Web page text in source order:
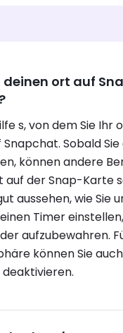
deinen ort auf
s, von dem Sie Ihr
Snapchat. Sobald
können andere
der Snap-Karte
aussehen, wie Sie
Timer
aufzubewahren.
können Sie